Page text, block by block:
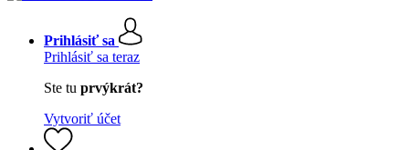
Prihlásiť sa
Prihlásiť sa teraz
Ste tu prvýkrát?
Vytvoriť účet